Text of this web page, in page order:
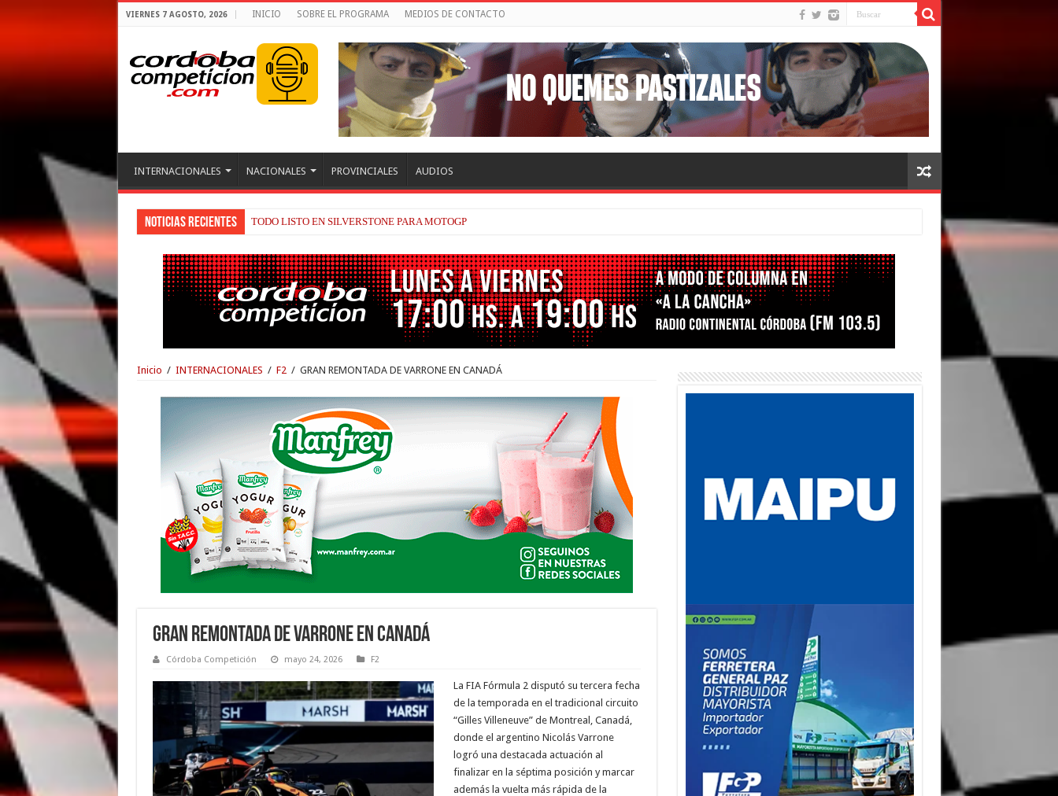
VIERNES 7 AGOSTO, 2026 INICIO SOBRE EL PROGRAMA MEDIOS DE CONTACTO
INTERNACIONALES NACIONALES PROVINCIALES AUDIOS
Noticias recientes BRIATORE BUSCA EXPLICACIONES DE POR QUÉ AÚN ALPINE NO HA PODIDO GANAR
Inicio / INTERNACIONALES / F2 / GRAN REMONTADA DE VARRONE EN CANADÁ
GRAN REMONTADA DE VARRONE EN CANADÁ
Córdoba Competición mayo 24, 2026 F2
La FIA Fórmula 2 disputó su tercera fecha
de la temporada en el tradicional circuito
“Gilles Villeneuve” de Montreal, Canadá,
donde el argentino Nicolás Varrone
logró una destacada actuación al
finalizar en la séptima posición y marcar
además la vuelta más rápida de la